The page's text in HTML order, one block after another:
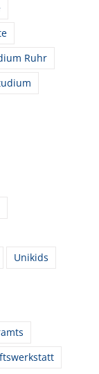
Ruhr
Unikids